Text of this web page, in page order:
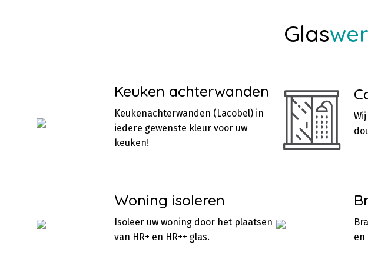
Glas
Keuken achterwanden
Keukenachterwanden (Lacobel) in
iedere gewenste kleur voor uw
keuken!
Woning isoleren
Isoleer uw woning door het plaatsen
van HR+ en HR++ glas.
en